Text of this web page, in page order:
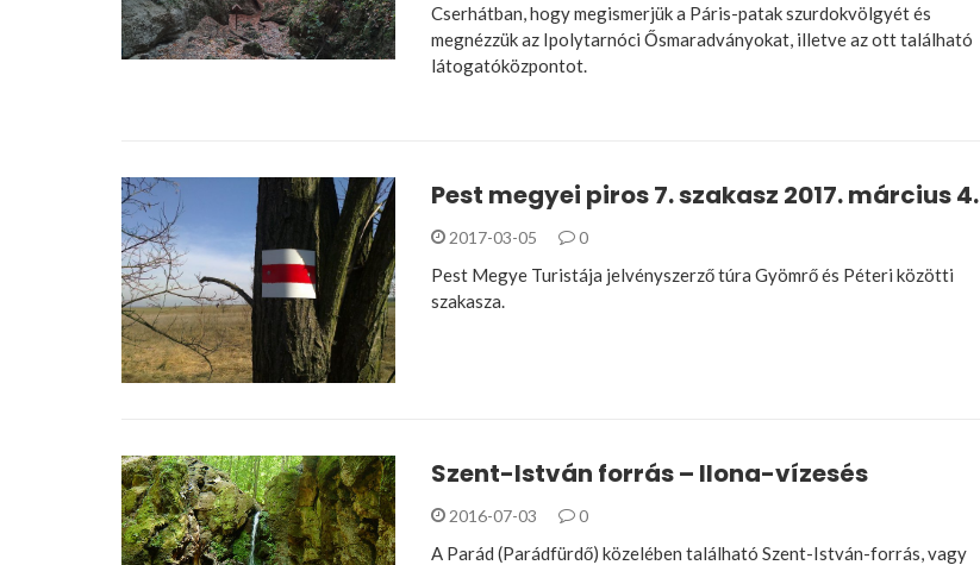
Cserhátban, hogy megismerjük a Páris-patak szurdokvölgyét és
megnézzük az Ipolytarnóci Ősmaradványokat, illetve az ott található
látogatóközpontot.
Pest megyei piros 7. szakasz 2017. március 4.
2017-03-05 0
Pest Megye Turistája jelvényszerző túra Gyömrő és Péteri közötti
szakasza.
Szent-István forrás – Ilona-vízesés
2016-07-03 0
A Parád (Parádfürdő) közelében található Szent-István-forrás, vagy